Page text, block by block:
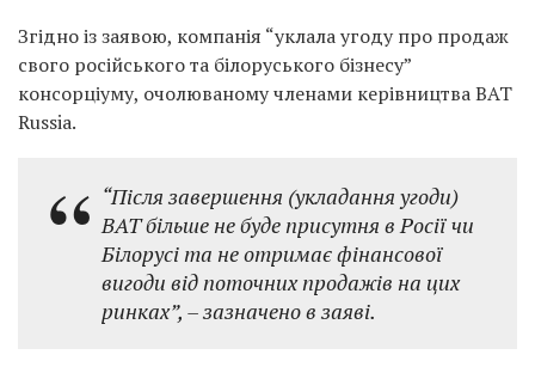
Згідно із заявою, компанія “уклала угоду про продаж
свого російського та білоруського бізнесу”
консорціуму, очолюваному членами керівництва BAT
Russia.
“Після завершення (укладання угоди)
BAT більше не буде присутня в Росії чи
Білорусі та не отримає фінансової
вигоди від поточних продажів на цих
ринках”, – зазначено в заяві.